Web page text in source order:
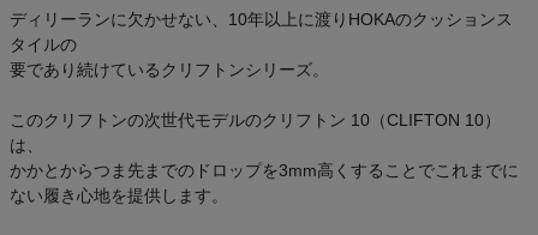
ディリーランに欠かせない、10年以上に渡りHOKAのクッションス
タイルの
要であり続けているクリフトンシリーズ。
このクリフトンの次世代モデルのクリフトン 10（CLIFTON 10）
は、
かかとからつま先までのドロップを3mm高くすることでこれまでに
ない履き心地を提供します。